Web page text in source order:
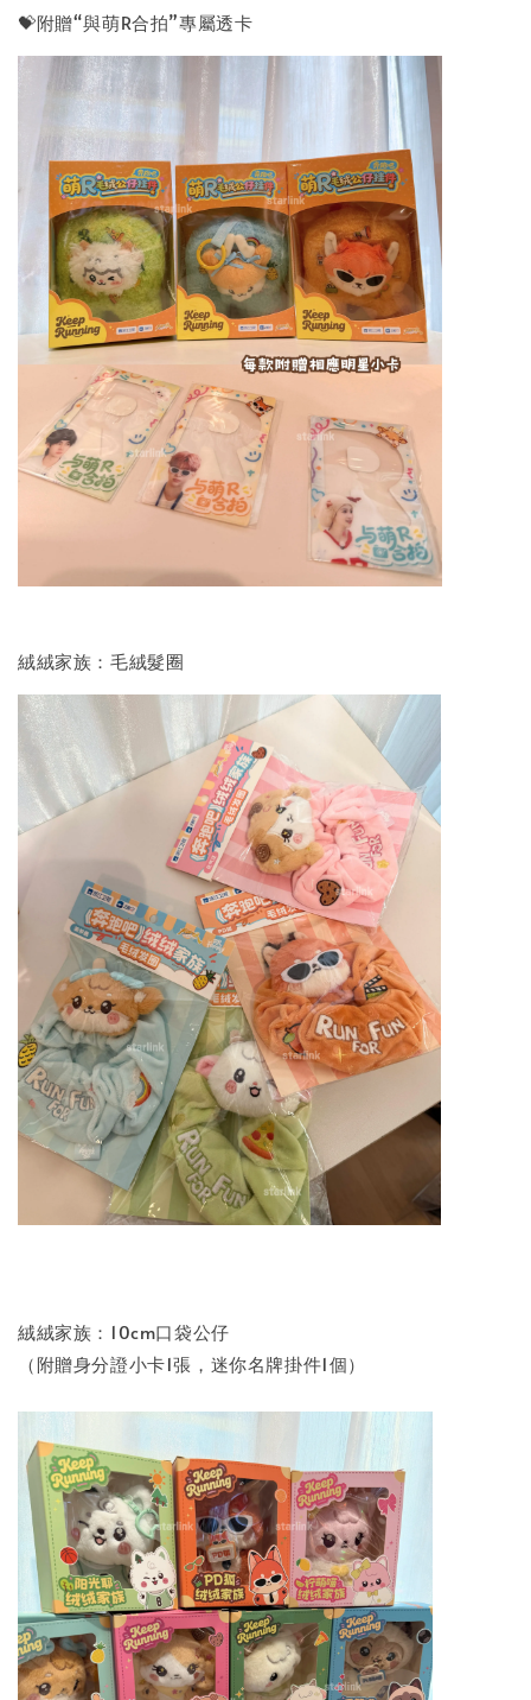
💝附贈“與萌R合拍”專屬透卡
絨絨家族：毛絨髮圈
絨絨家族：10cm口袋公仔
（附贈身分證小卡1張，迷你名牌掛件1個）